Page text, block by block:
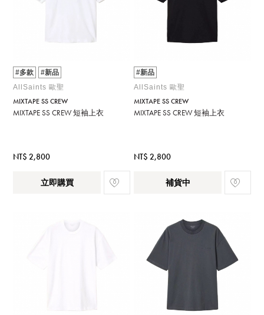
#多款
#新品
AllSaints 歐聖
MIXTAPE SS CREW
MIXTAPE SS CREW 短袖上衣
NT$ 2,800
立即購買
#新品
AllSaints 歐聖
MIXTAPE SS CREW
MIXTAPE SS CREW 短袖上衣
NT$ 2,800
補貨中